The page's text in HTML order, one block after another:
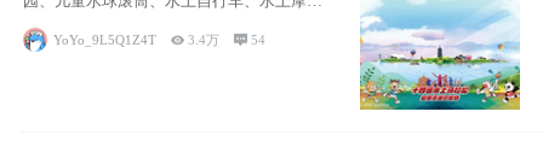
艇、皮划艇等项目嗨玩水上
YoYo_9L5Q1Z4T 3.4万 54